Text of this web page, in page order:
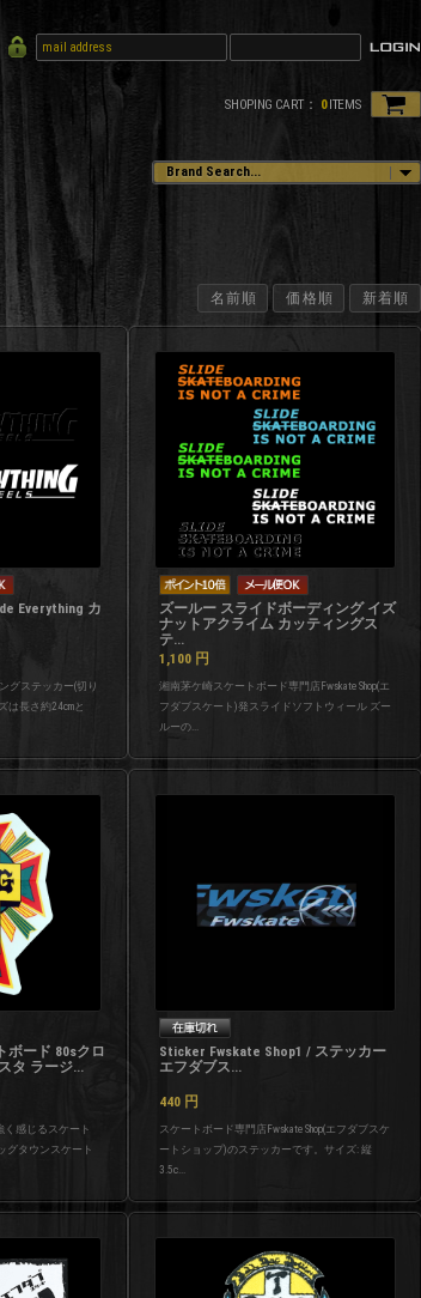
SHOPING CART： 0ITEMS
名前順 価格順 新着順
Everything カ
グステッカー(切り
は長さ約24cmと
ズールー スライドボーディング イズ
ナットアクライム カッティングス
テ...
1,100円
湘南茅ケ崎スケートボード専門店Fwskate Shop(エ
フダブスケート)発スライドソフトウィール ズー
ルーの...
ボード 80sクロ
タ ラージ...
感じるスケート
グタウンスケート
Sticker Fwskate Shop1 / ステッカー
エフダブス...
440円
スケートボード専門店Fwskate Shop(エフダブスケ
ートショップ)のステッカーです。サイズ: 縦
3.5c...